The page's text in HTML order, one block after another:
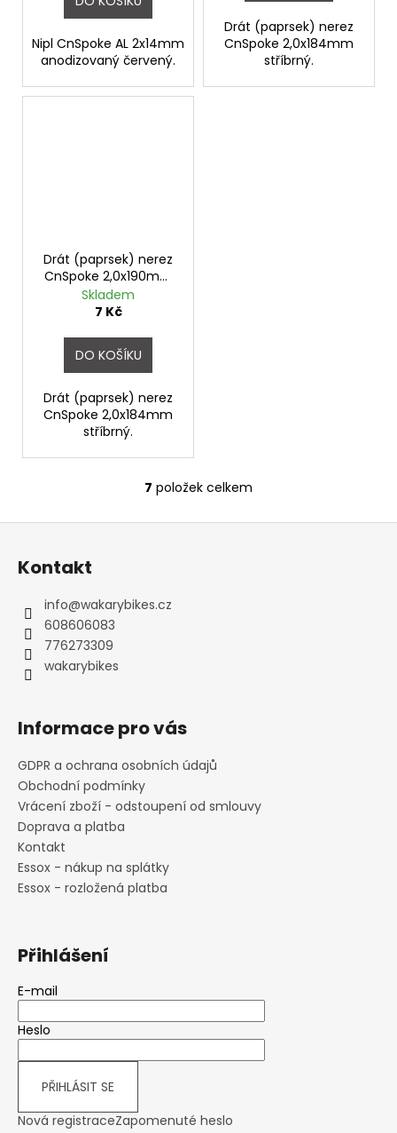
Nipl CnSpoke AL 2x14mm
anodizovaný červený.
Drát (paprsek) nerez
CnSpoke 2,0x184mm
stříbrný.
Drát (paprsek) nerez
CnSpoke 2,0x190mm
stříbrný
Skladem
7 Kč
DO KOŠÍKU
Drát (paprsek) nerez
CnSpoke 2,0x184mm
stříbrný.
O
v
ý
i
7 položek celkem
Z
Kontakt
info@wakarybikes.cz
608606083
776273309
wakarybikes
Informace pro vás
GDPR a ochrana osobních údajů
Obchodní podmínky
Vrácení zboží - odstoupení od smlouvy
Doprava a platba
Kontakt
Essox - nákup na splátky
Essox - rozložená platba
Přihlášení
E-mail
Heslo
PŘIHLÁSIT SE
Nová registraceZapomenuté heslo